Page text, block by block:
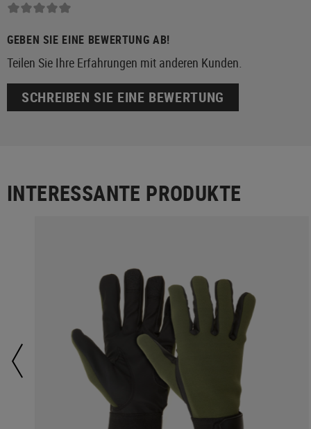
GEBEN SIE EINE BEWERTUNG AB!
Teilen Sie Ihre Erfahrungen mit anderen Kunden.
SCHREIBEN SIE EINE BEWERTUNG
INTERESSANTE PRODUKTE